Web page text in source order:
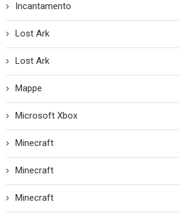
Incantamento
Lost Ark
Lost Ark
Mappe
Microsoft Xbox
Minecraft
Minecraft
Minecraft